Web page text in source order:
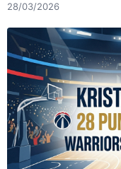
28/03/2026